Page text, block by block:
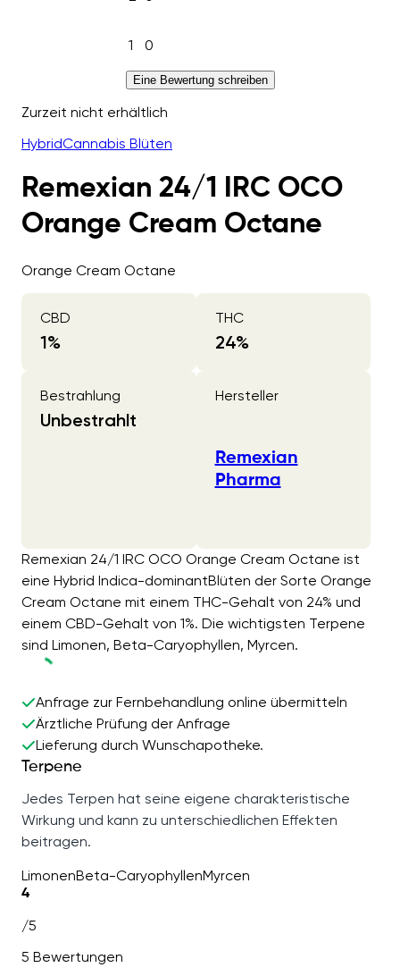
1 0
Eine Bewertung schreiben
Zurzeit nicht erhältlich
HybridCannabis Blüten
Remexian 24/1 IRC OCO
Orange Cream Octane
Orange Cream Octane
CBD
1%
THC
24%
Bestrahlung
Unbestrahlt
Hersteller
Remexian
Pharma
Remexian 24/1 IRC OCO Orange Cream Octane ist
eine Hybrid Indica-dominantBlüten der Sorte Orange
Cream Octane mit einem THC-Gehalt von 24% und
einem CBD-Gehalt von 1%. Die wichtigsten Terpene
sind Limonen, Beta-Caryophyllen, Myrcen.
Anfrage zur Fernbehandlung online übermitteln
Ärztliche Prüfung der Anfrage
Lieferung durch Wunschapotheke.
Terpene
Jedes Terpen hat seine eigene charakteristische
Wirkung und kann zu unterschiedlichen Effekten
beitragen.
LimonenBeta-CaryophyllenMyrcen
4
/5
5 Bewertungen